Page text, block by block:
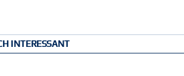
INTERESSANT